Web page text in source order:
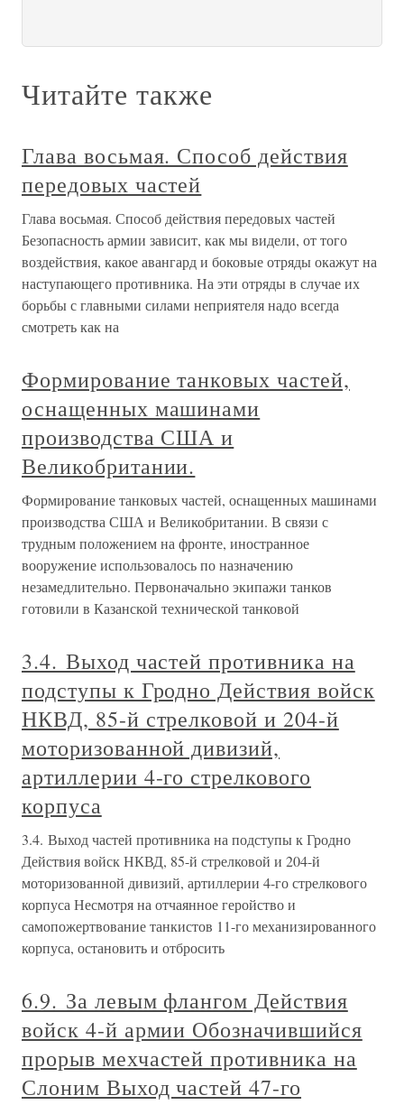
Читайте также
Глава восьмая. Способ действия
передовых частей
Глава восьмая. Способ действия передовых частей
Безопасность армии зависит, как мы видели, от того
воздействия, какое авангард и боковые отряды окажут на
наступающего противника. На эти отряды в случае их
борьбы с главными силами неприятеля надо всегда
смотреть как на
Формирование танковых частей,
оснащенных машинами
производства США и
Великобритании.
Формирование танковых частей, оснащенных машинами
производства США и Великобритании. В связи с
трудным положением на фронте, иностранное
вооружение использовалось по назначению
незамедлительно. Первоначально экипажи танков
готовили в Казанской технической танковой
3.4. Выход частей противника на
подступы к Гродно Действия войск
НКВД, 85-й стрелковой и 204-й
моторизованной дивизий,
артиллерии 4-го стрелкового
корпуса
3.4. Выход частей противника на подступы к Гродно
Действия войск НКВД, 85-й стрелковой и 204-й
моторизованной дивизий, артиллерии 4-го стрелкового
корпуса Несмотря на отчаянное геройство и
самопожертвование танкистов 11-го механизированного
корпуса, остановить и отбросить
6.9. За левым флангом Действия
войск 4-й армии Обозначившийся
прорыв мехчастей противника на
Слоним Выход частей 47-го